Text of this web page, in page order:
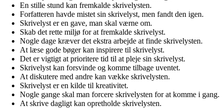
En stille stund kan fremkalde skrivelysten.
Forfatteren havde mistet sin skrivelyst, men fandt den igen.
Skrivelyst er en gave, man skal værne om.
Skab det rette miljø for at fremkalde skrivelyst.
Nogle dage kræver det ekstra arbejde at finde skrivelysten.
At læse gode bøger kan inspirere til skrivelyst.
Det er vigtigt at prioritere tid til at pleje sin skrivelyst.
Skrivelyst kan forsvinde og komme tilbage uventet.
At diskutere med andre kan vække skrivelysten.
Skrivelyst er en kilde til kreativitet.
Nogle gange skal man forcere skrivelysten for at komme i gang.
At skrive dagligt kan opretholde skrivelysten.